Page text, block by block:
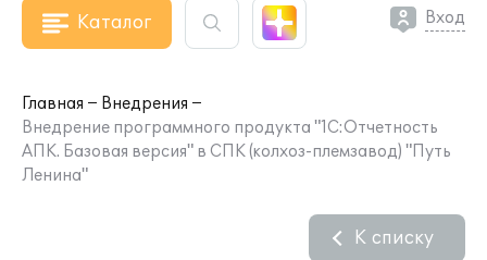
Каталог Вход
Главная
Внедрения
Внедрение программного продукта "1С:Отчетность
АПК. Базовая версия" в СПК (колхоз-племзавод) "Путь
Ленина"
К списку